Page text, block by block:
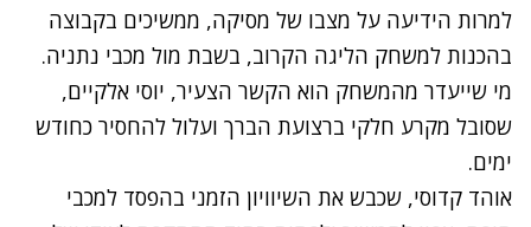
למרות הידיעה על מצבו של מסיקה, ממשיכים בקבוצה
בהכנות למשחק הליגה הקרוב, בשבת מול מכבי נתניה.
מי שייעדר מהמשחק הוא הקשר הצעיר, יוסי אלקיים,
שסובל מקרע חלקי ברצועת הברך ועלול להחסיר כחודש
ימים.
אוהד קדוסי, שכבש את השיוויון הזמני בהפסד למכבי